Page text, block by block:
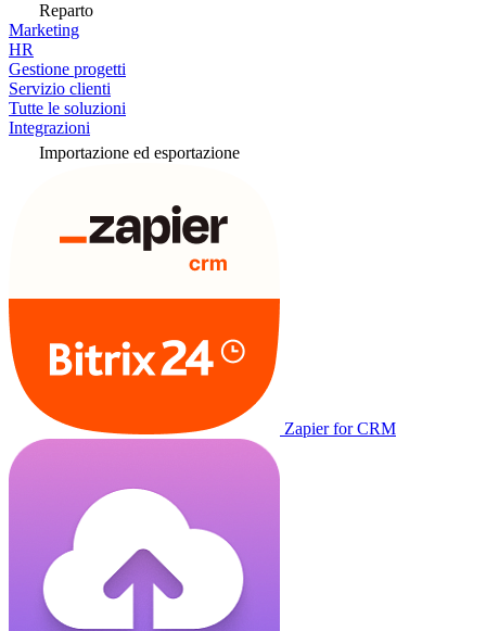
Reparto
Marketing
HR
Gestione progetti
Servizio clienti
Tutte le soluzioni
Integrazioni
Importazione ed esportazione
Zapier for CRM